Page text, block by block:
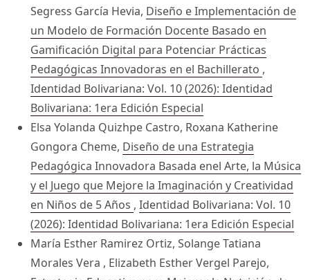
Segress García Hevia, Diseño e Implementación de
un Modelo de Formación Docente Basado en
Gamificación Digital para Potenciar Prácticas
Pedagógicas Innovadoras en el Bachillerato ,
Identidad Bolivariana: Vol. 10 (2026): Identidad
Bolivariana: 1era Edición Especial
Elsa Yolanda Quizhpe Castro, Roxana Katherine
Gongora Cheme, Diseño de una Estrategia
Pedagógica Innovadora Basada enel Arte, la Música
y el Juego que Mejore la Imaginación y Creatividad
en Niños de 5 Años , Identidad Bolivariana: Vol. 10
(2026): Identidad Bolivariana: 1era Edición Especial
María Esther Ramirez Ortiz, Solange Tatiana
Morales Vera , Elizabeth Esther Vergel Parejo,